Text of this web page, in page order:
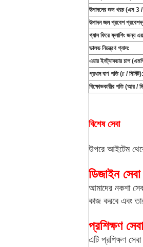
উত্পাদনের জল খরচ (এম 3
উত্পাদন জল প্রবেশ
গ্যাস ফিরে ফ্লাশিং জন্য
ভালভ নিয়ন্ত্রণ গ্যাস:
এয়ার ইনট্যাকচার চাপ
প্রধান বাণ গতি (r / মিনিট):
বিক্ষোভকারীর গতি (আর /
বিশেষ সেবা
উপরে আইটেম
ডিজাইন সেবা
আমাদের নকশা
কাজ করবে এবং
প্রশিক্ষণ সেবা
এটি প্রশিক্ষণ